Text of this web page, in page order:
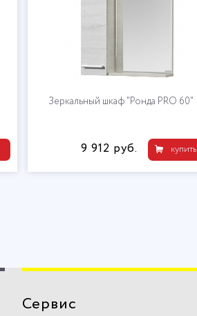
Зеркальный шкаф "Ронда PRO 60"
купить
9 912 руб.
Сервис